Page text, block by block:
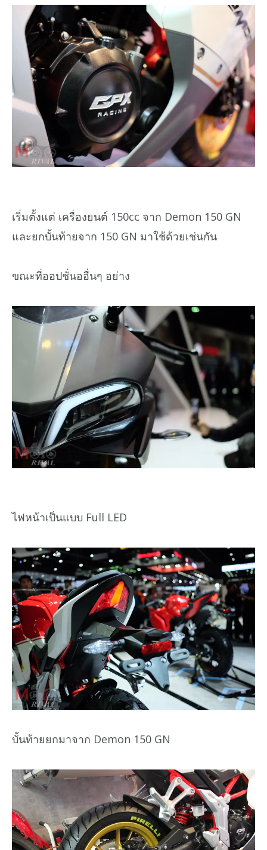
เริ่มตั้งแต่ เครื่องยนต์ 150cc จาก Demon 150 GN
และยกบั้นท้ายจาก 150 GN มาใช้ด้วยเช่นกัน
ขณะที่ออปชั่นออื่นๆ อย่าง
ไฟหน้าเป็นแบบ Full LED
บั้นท้ายยกมาจาก Demon 150 GN